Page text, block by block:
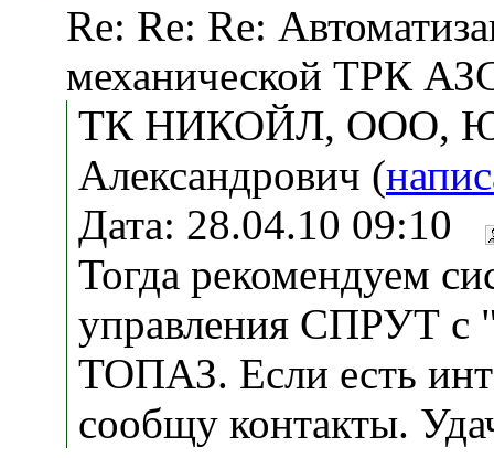
Re: Re: Re:
механической ТРК
ТК НИКОЙЛ, ООО,
Александрович (
Дата: 28.04.10 09:10
Тогда рекомендуем
управления СПРУТ с
ТОПАЗ. Если есть
сообщу контакты.